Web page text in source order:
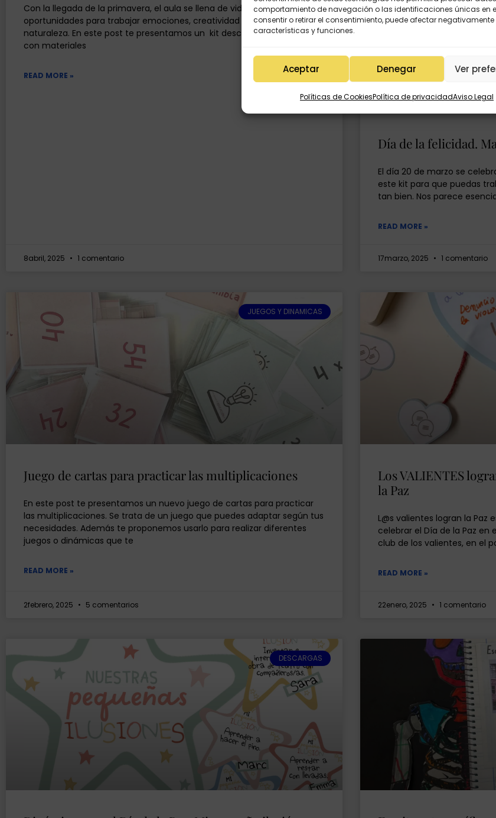
comportamiento de navegación o las identificaciones únicas en
consentir o retirar el consentimiento, puede afectar
características y funciones.
Aceptar Denegar Ver
Políticas de CookiesPolítica de privacidadAviso Legal
Con la llegada de la primavera, el aula se llena de vida, colores y nuevas
oportunidades para trabajar emociones, creatividad y el respeto por la
naturaleza. En este post te presentamos un kit descargable gratuito
con materiales
READ MORE »
8abril, 2025 1 comentario
Día de la felicidad.
El día 20 de marzo se
este kit para que puedas
tan bien. Nos parece
READ MORE »
17marzo, 2025 1 comentario
JUEGOS Y DINAMICAS
Juego de cartas para practicar las multiplicaciones
En este post te presentamos un nuevo juego de cartas para practicar
las multiplicaciones. Se trata de un juego que puedes adaptar según tus
necesidades. Además te proponemos usarlo para realizar diferentes
juegos o dinámicas que te
READ MORE »
2febrero, 2025 5 comentarios
Los VALIENTES
la Paz
L@s valientes logran la
celebrar el Día de la Paz
club de los valientes, en el
READ MORE »
22enero, 2025 1 comentario
DESCARGAS